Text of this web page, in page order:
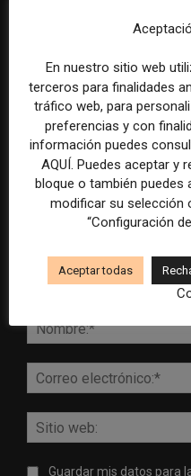
DEJA UNA RESPUESTA
Guardar mis datos para
En nuestro sitio web
terceros para finalidades
tráfico web, para
preferencias y con
información puedes
AQUÍ. Puedes aceptar y
bloque o también
modificar su selección
“Configuración
Aceptar todas